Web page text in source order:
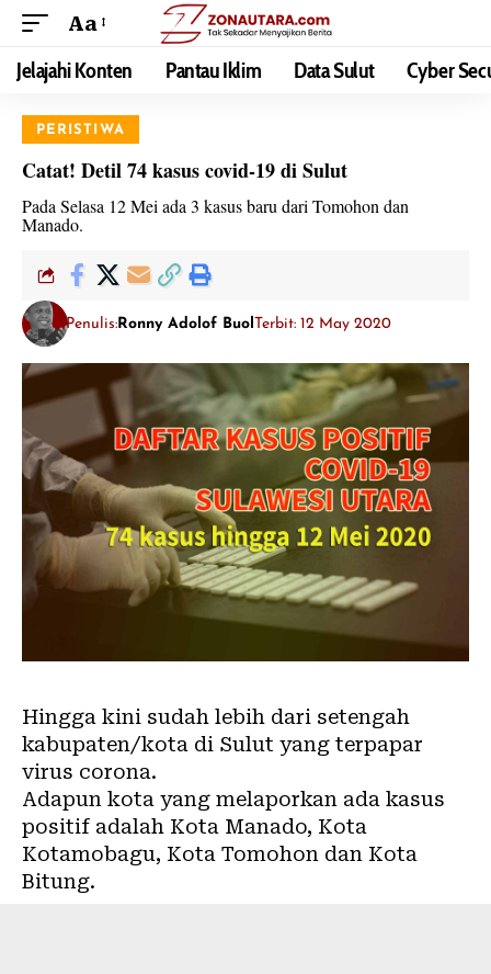
Aa
Jelajahi Konten Pantau Iklim Data Sulut Cyber
PERISTIWA
Catat! Detil 74 kasus covid-19 di Sulut
Pada Selasa 12 Mei ada 3 kasus baru dari Tomohon dan
Manado.
Penulis: Ronny Adolof BuolTerbit: 12 May 2020
Hingga kini sudah lebih dari setengah
kabupaten/kota di Sulut yang terpapar
virus corona.
Adapun kota yang melaporkan ada kasus
positif adalah Kota Manado, Kota
Kotamobagu, Kota Tomohon dan Kota
Bitung.